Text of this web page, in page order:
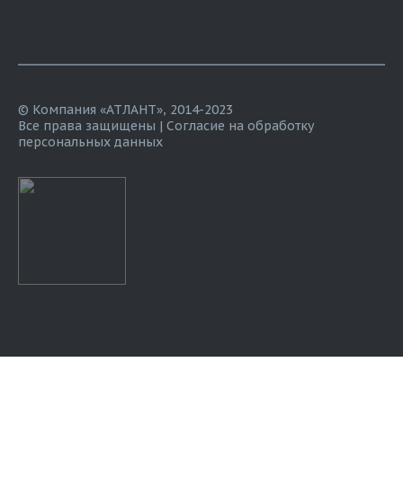
© Компания «АТЛАНТ», 2014-2023
Все права защищены | Согласие на обработку
персональных данных